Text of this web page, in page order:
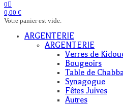
0
0,00 €
Votre panier est vide.
ARGENTERIE
ARGENTERIE
Verres de
Bougeoirs
Table de
Synagogue
Fêtes Juives
Autres